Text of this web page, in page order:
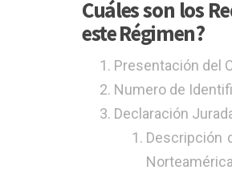
Cuáles son los
este Régimen?
Presentación del
Numero de
Declaración
Descripción